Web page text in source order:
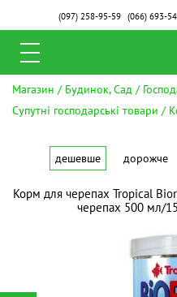
(097)258-95-59 (066)693-
Магазин Будинок, Сад
Супутні господарські товари
дешевше дорожче
Корм для черепах Tropical
черепах 500 мл/